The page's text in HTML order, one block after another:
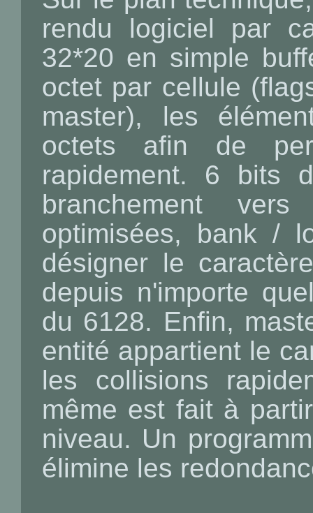
rendu logiciel par
32*20 en simple
octet par cellule
master), les
octets afin de
rapidement. 6 bits
branchement
optimisées, bank /
désigner le
depuis n'importe
du 6128. Enfin,
entité appartient le
les collisions
même est fait à
niveau. Un
élimine les